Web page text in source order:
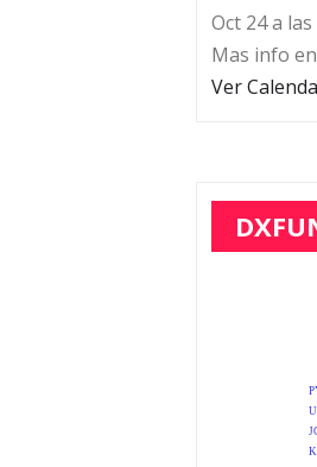
Oct 24 a
Mas info
Ver